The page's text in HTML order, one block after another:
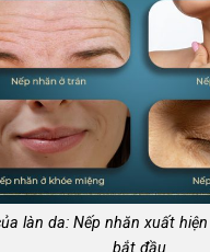
làn da: Nếp nhăn xuất
bắt đầu